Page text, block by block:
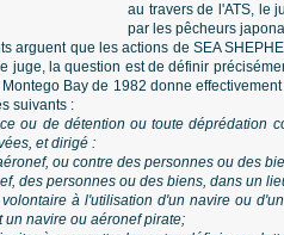
au travers de l'ATS, le
par les pêcheurs
arguent que les actions de SEA
juge, la question est de définir
Bay de 1982 donne
suivants :
ou de détention ou toute déprédation
et dirigé :
ou contre des personnes ou des
des personnes ou des biens, dans un
à l'utilisation d'un navire ou
navire ou aéronef pirate;